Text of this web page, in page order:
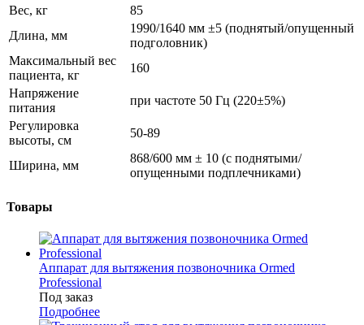
Вес, кг
85
Длина, мм
1990/1640 мм ±5 (поднятый/опущенный
подголовник)
Максимальный вес
пациента, кг
160
Напряжение
питания
при частоте 50 Гц (220±5%)
Регулировка
высоты, см
50-89
Ширина, мм
868/600 мм ± 10 (с поднятыми/
опущенными подплечниками)
Товары
Аппарат для вытяжения позвоночника Ormed
Professional
Под заказ
Подробнее